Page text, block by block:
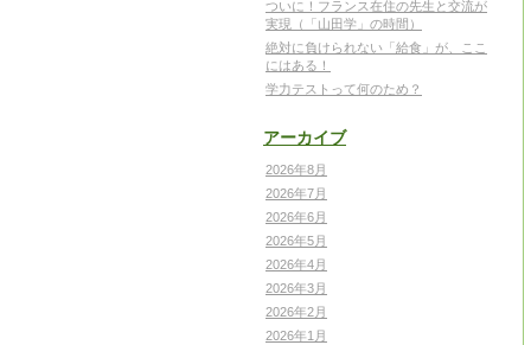
ついに！フランス在住の先生と交流が
実現（「山田学」の時間）
絶対に負けられない「給食」が、ここ
にはある！
学力テストって何のため？
アーカイブ
2026年8月
2026年7月
2026年6月
2026年5月
2026年4月
2026年3月
2026年2月
2026年1月